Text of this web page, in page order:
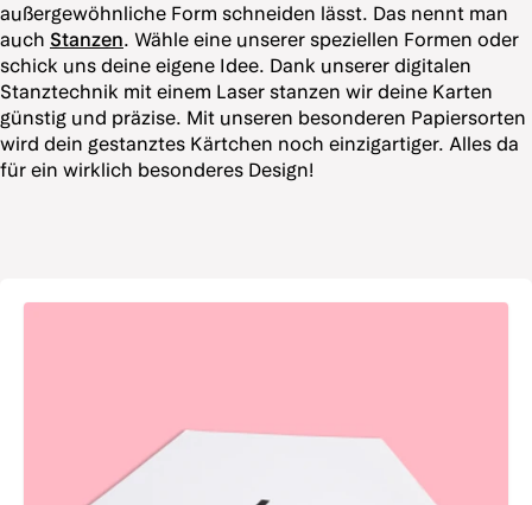
außergewöhnliche Form schneiden lässt. Das nennt man
auch Stanzen. Wähle eine unserer speziellen Formen oder
schick uns deine eigene Idee. Dank unserer digitalen
Stanztechnik mit einem Laser stanzen wir deine Karten
günstig und präzise. Mit unseren besonderen Papiersorten
wird dein gestanztes Kärtchen noch einzigartiger. Alles da
für ein wirklich besonderes Design!